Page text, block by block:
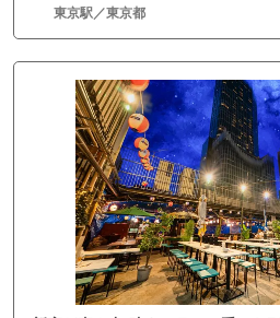
東京駅／東京都